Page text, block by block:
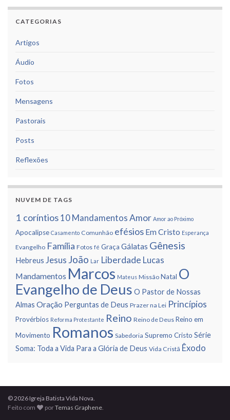
CATEGORIAS
Artigos
Áudio
Fotos
Mensagens
Pastorais
Posts
Reflexões
NUVEM DE TAGS
1 corí­ntios 10 Mandamentos Amor Amor ao Próximo
Apocalipse Casamento Comunhão efésios Em Cristo Esperança
Evangelho Famí­lia Fotos fé Graça Gálatas Gênesis
Hebreus Jesus João Lar Liberdade Lucas
Mandamentos Marcos Mateus Missão Natal O
Evangelho de Deus O Pastor de Nossas
Almas Oração Perguntas de Deus Prazer na Lei Princí­pios
Provérbios Reforma Protestante Reino Reino de Deus Reino em
Movimento Romanos Sabedoria Supremo Cristo Série
Soma: Toda a Vida Para a Glória de Deus Vida Cristã Êxodo
© 2026 Igreja Batista Vida Nova.
Feito com
porTemas Graphene